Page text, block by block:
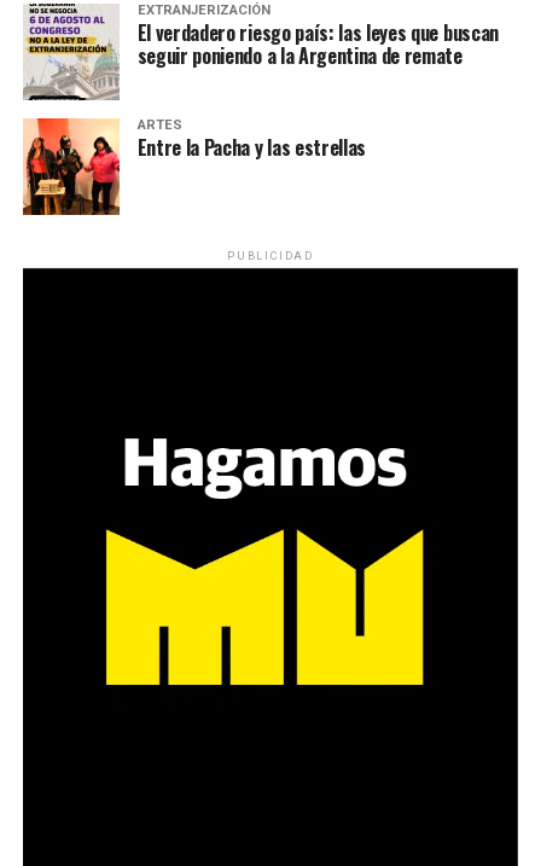
EXTRANJERIZACIÓN
El verdadero riesgo país: las leyes que buscan
seguir poniendo a la Argentina de remate
ARTES
Entre la Pacha y las estrellas
PUBLICIDAD